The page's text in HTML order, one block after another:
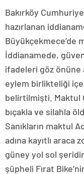
Bakırköy
hazırlanan
Büyükçekmece’de
İddianamede,
ifadeleri göz önüne
eylem birlikteliği
belirtilmişti. Maktul
bıçakla ve silahla
Sanıkların maktul
adına kayıtlı
güney yol sol
şüpheli Fırat